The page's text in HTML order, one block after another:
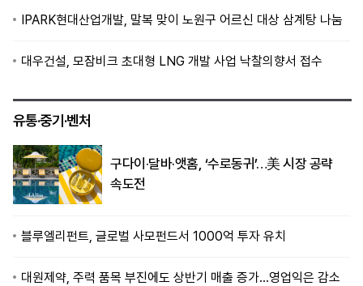
IPARK현대산업개발, 말복 맞이 노원구 어르신 대상 삼계탕 나눔
대우건설, 모잠비크 초대형 LNG 개발 사업 낙찰의향서 접수
유통·중기·벤처
구다이·달바·앳홈, ‘수로동귀’…美 시장 공략
속도전
블루엘리펀트, 글로벌 사모펀드서 1000억 투자 유치
대원제약, 주력 품목 부진에도 상반기 매출 증가…영업익은 감소